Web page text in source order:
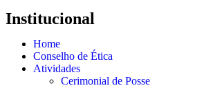
Institucional
Home
Conselho de Ética
Atividades
Cerimonial de Posse